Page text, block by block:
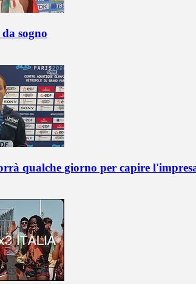
sogno
qualche giorno per capire